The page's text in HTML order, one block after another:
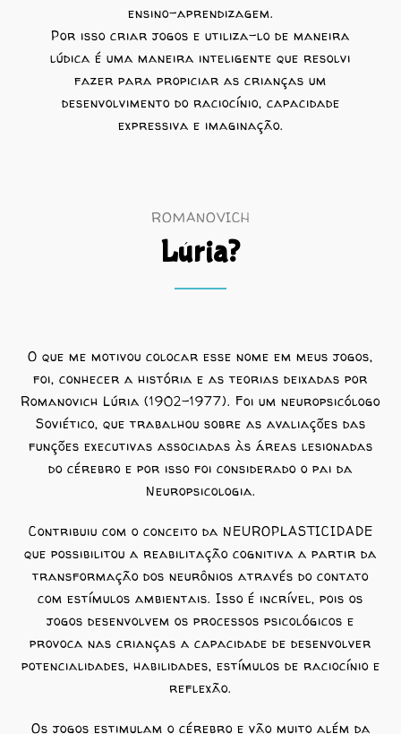
ensino-aprendizagem.
Por isso criar jogos e utiliza-lo de maneira
lúdica é uma maneira inteligente que resolvi
fazer para propiciar as crianças um
desenvolvimento do raciocínio, capacidade
expressiva e imaginação.
ROMANOVICH
Lúria?
O que me motivou colocar esse nome em meus jogos,
foi, conhecer a história e as teorias deixadas por
Romanovich Lúria (1902-1977). Foi um neuropsicólogo
Soviético, que trabalhou sobre as avaliações das
funções executivas associadas às áreas lesionadas
do cérebro e por isso foi considerado o pai da
Neuropsicologia.
Contribuiu com o conceito da NEUROPLASTICIDADE
que possibilitou a reabilitação cognitiva a partir da
transformação dos neurônios através do contato
com estímulos ambientais. Isso é incrível, pois os
jogos desenvolvem os processos psicológicos e
provoca nas crianças a capacidade de desenvolver
potencialidades, habilidades, estímulos de raciocínio e
reflexão.
Os jogos estimulam o cérebro e vão muito além da